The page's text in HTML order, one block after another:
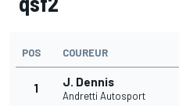
POS COUREUR
1 J. Dennis
Andretti Autosport